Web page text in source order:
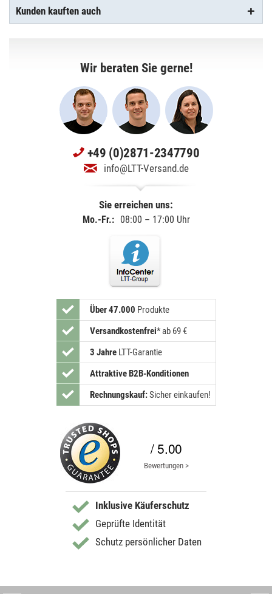
Kunden kauften auch
Wir beraten Sie gerne!
+49 (0)2871-2347790
info@LTT-Versand.de
Sie erreichen uns:
Mo.-Fr.: 08:00 – 17:00 Uhr
Über 47.000 Produkte
Versandkostenfrei* ab 69 €
3 JahreLTT-Garantie
Attraktive B2B-Konditionen
Rechnungskauf:Sicher einkaufen!
/ 5.00
Bewertungen >
Inklusive Käuferschutz
Geprüfte Identität
Schutz persönlicher Daten